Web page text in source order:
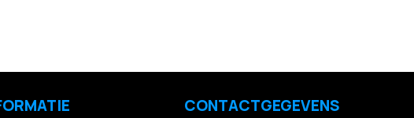
CONTACTGEGEVENS